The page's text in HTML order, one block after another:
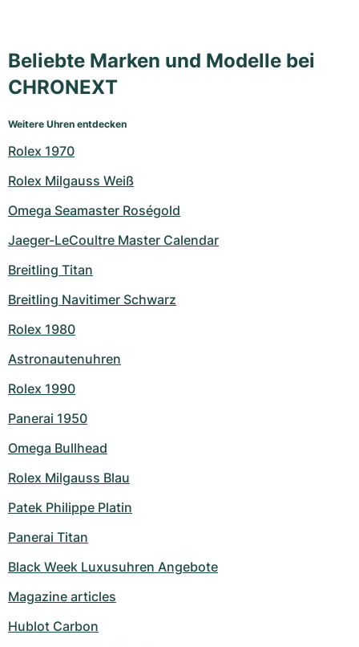
Beliebte Marken und Modelle bei
CHRONEXT
Weitere Uhren entdecken
Rolex 1970
Rolex Milgauss Weiß
Omega Seamaster Roségold
Jaeger-LeCoultre Master Calendar
Breitling Titan
Breitling Navitimer Schwarz
Rolex 1980
Astronautenuhren
Rolex 1990
Panerai 1950
Omega Bullhead
Rolex Milgauss Blau
Patek Philippe Platin
Panerai Titan
Black Week Luxusuhren Angebote
Magazine articles
Hublot Carbon